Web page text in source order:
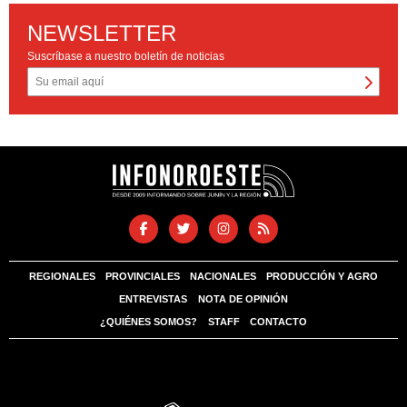
NEWSLETTER
Suscríbase a nuestro boletín de noticias
REGIONALES PROVINCIALES NACIONALES PRODUCCIÓN Y AGRO
ENTREVISTAS NOTA DE OPINIÓN
¿QUIÉNES SOMOS? STAFF CONTACTO